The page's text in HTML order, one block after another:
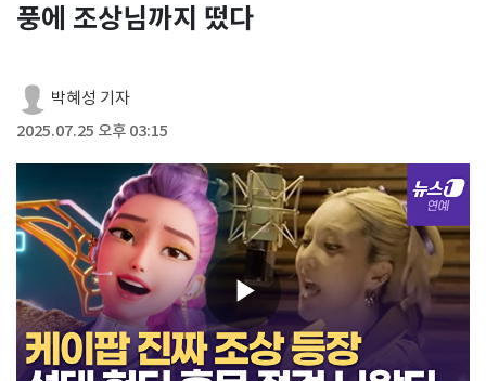
풍에 조상님까지 떴다
박혜성 기자
2025.07.25 오후 03:15
Play